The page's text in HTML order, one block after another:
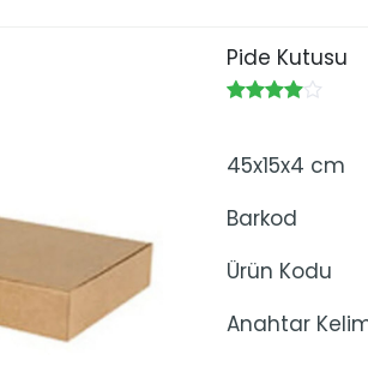
Pide Kutusu
45x15x4 cm
Barkod
Ürün Kodu
Anahtar